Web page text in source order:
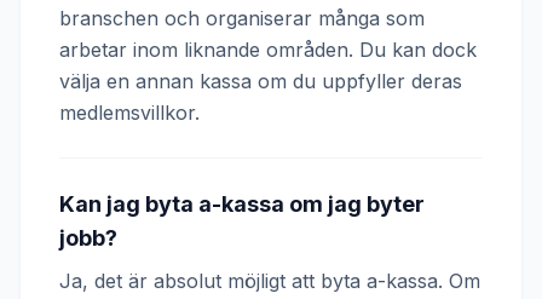
branschen och organiserar många som
arbetar inom liknande områden. Du kan dock
välja en annan kassa om du uppfyller deras
medlemsvillkor.
Kan jag byta a-kassa om jag byter
jobb?
Ja, det är absolut möjligt att byta a-kassa. Om